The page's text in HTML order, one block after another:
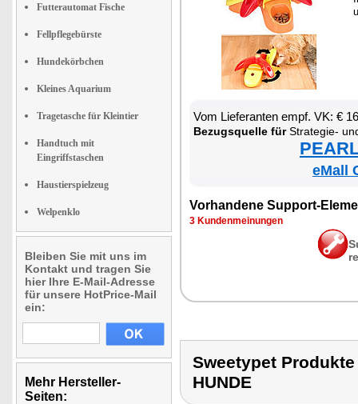
Futterautomat Fische
Fellpflegebürste
Hundekörbchen
Kleines Aquarium
Tragetasche für Kleintier
Handtuch mit
Eingriffstaschen
Haustierspielzeug
Welpenklo
Bleiben Sie mit uns im
Kontakt und tragen Sie
hier Ihre E-Mail-Adresse
für unsere HotPrice-Mail
ein:
Mehr Hersteller-
Seiten:
Vom Lie­fe­ran­ten empf. VK: €
Be­zugs­quel­le fürStra­te­gie- und
eMall
Vor­han­de­ne Sup­port-
3 Kun­den­mei­nun­gen
Sweetypet Produkte
HUNDE